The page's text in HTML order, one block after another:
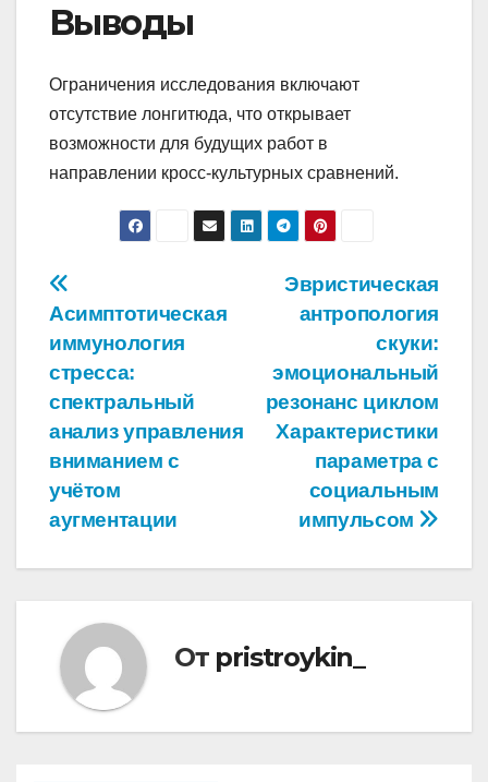
Выводы
Ограничения исследования включают
отсутствие лонгитюда, что открывает
возможности для будущих работ в
направлении кросс-культурных сравнений.
Навигация
по
записям
Эвристическая
антропология
скуки:
эмоциональный
резонанс циклом
Характеристики
параметра с
социальным
импульсом
Асимптотическая
иммунология
стресса:
спектральный
анализ управления
вниманием с
учётом
аугментации
От pristroykin_